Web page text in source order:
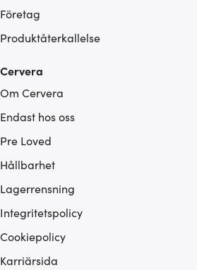
Företag
Produktåterkallelse
Cervera
Om Cervera
Endast hos oss
Pre Loved
Hållbarhet
Lagerrensning
Integritetspolicy
Cookiepolicy
Karriärsida